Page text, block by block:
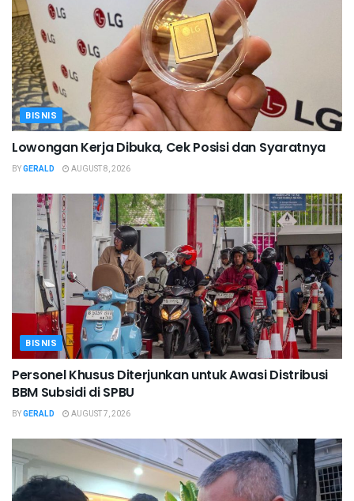
BISNIS
Lowongan Kerja Dibuka, Cek Posisi dan Syaratnya
BYGERALD AUGUST 8, 2026
BISNIS
Personel Khusus Diterjunkan untuk Awasi Distribusi
BBM Subsidi di SPBU
BYGERALD AUGUST 7, 2026